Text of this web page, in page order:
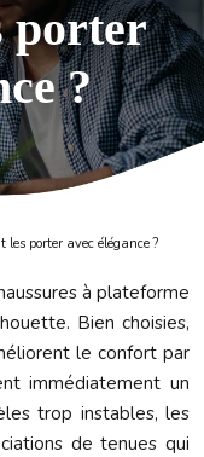
porter
?
porter avec élégance ?
à plateforme
Bien choisies,
le confort par
immédiatement un
trop instables, les
de tenues qui